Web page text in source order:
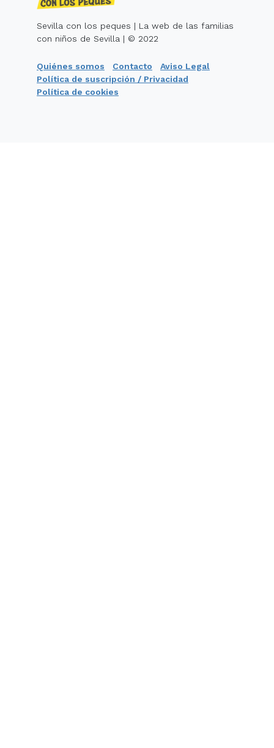
Sevilla con los peques | La web de las familias
con niños de Sevilla | © 2022
Quiénes somos Contacto
Aviso Legal
Política de suscripción / Privacidad
Política de cookies